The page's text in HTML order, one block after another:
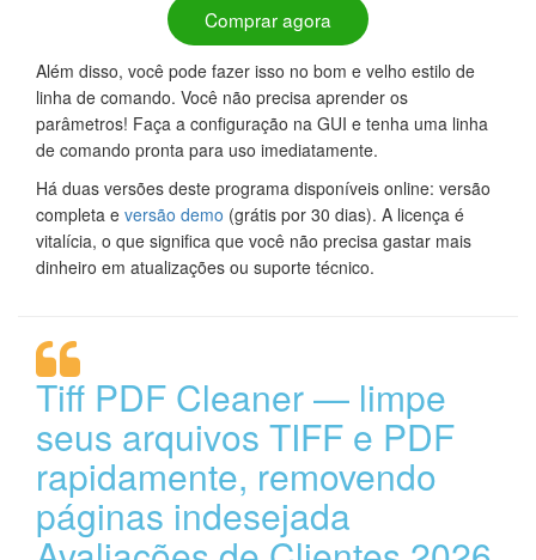
Comprar agora
Além disso, você pode fazer isso no bom e velho estilo de
linha de comando. Você não precisa aprender os
parâmetros! Faça a configuração na GUI e tenha uma linha
de comando pronta para uso imediatamente.
Há duas versões deste programa disponíveis online: versão
completa e versão demo (grátis por 30 dias). A licença é
vitalícia, o que significa que você não precisa gastar mais
dinheiro em atualizações ou suporte técnico.
Tiff PDF Cleaner — limpe
seus arquivos TIFF e PDF
rapidamente, removendo
páginas indesejada